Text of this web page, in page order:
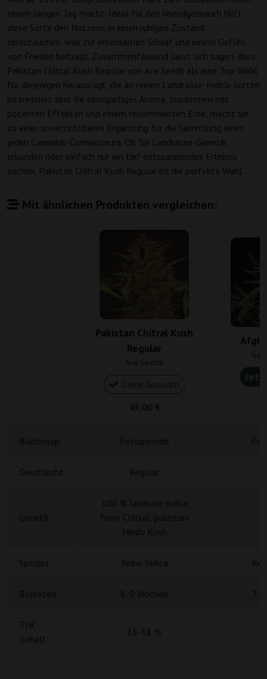
einem langen Tag macht. Ideal für den Abendgebrauch hilft
diese Sorte den Nutzern, in einen ruhigen Zustand
einzutauchen, was zur erholsamen Schlaf und einem Gefühl
von Frieden beiträgt. Zusammenfassend lässt sich sagen, dass
Pakistan Chitral Kush Regular von Ace Seeds als eine Top-Wahl
für diejenigen herausragt, die an reinen Landrasse-Indica-Sorten
interessiert sind. Ihr einzigartiges Aroma, zusammen mit
potenten Effekten und einem renommierten Erbe, macht sie
zu einer unverzichtbaren Ergänzung für die Sammlung eines
jeden Cannabis-Connaisseurs. Ob Sie Landrasse-Genetik
erkunden oder einfach nur ein tief entspannendes Erlebnis
suchen, Pakistan Chitral Kush Regular ist die perfekte Wahl.
Mit ähnlichen Produkten vergleichen:
Pakistan Chitral Kush
Regular
Ace Seeds
Geschlecht Regulär
Spezies Reine Indica
THC-
Gehalt
15-18 %